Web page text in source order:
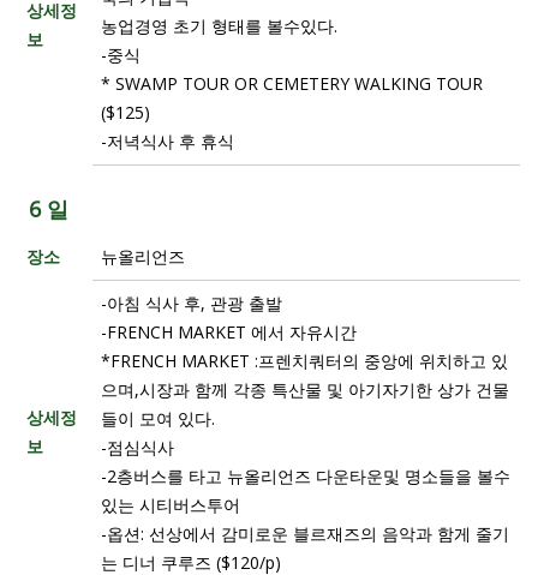
상세정
보
농업경영 초기 형태를 볼수있다.
-중식
* SWAMP TOUR OR CEMETERY WALKING TOUR
($125)
-저녁식사 후 휴식
6 일
장소 뉴올리언즈
상세정
보
-아침 식사 후, 관광 출발
-FRENCH MARKET 에서 자유시간
*FRENCH MARKET :프렌치쿼터의 중앙에 위치하고 있
으며,시장과 함께 각종 특산물 및 아기자기한 상가 건물
들이 모여 있다.
-점심식사
-2층버스를 타고 뉴올리언즈 다운타운및 명소들을 볼수
있는 시티버스투어
-옵션: 선상에서 감미로운 블르재즈의 음악과 함게 줄기
는 디너 쿠루즈 ($120/p)